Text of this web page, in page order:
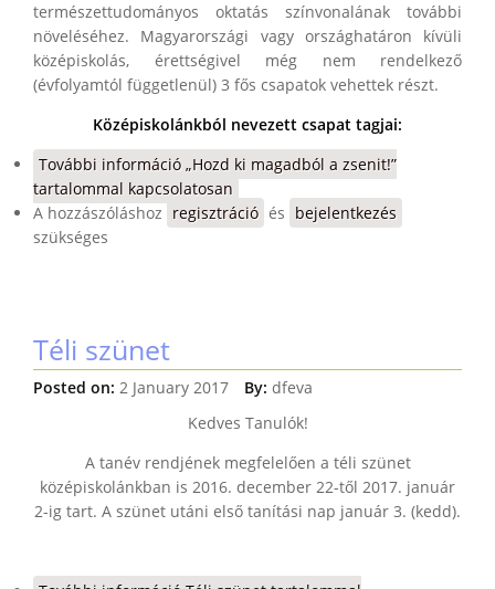
természettudományos oktatás színvonalának további
növeléséhez. Magyarországi vagy országhatáron kívüli
középiskolás, érettségivel még nem rendelkező
(évfolyamtól függetlenül) 3 fős csapatok vehettek részt.
Középiskolánkból nevezett csapat tagjai:
További információ „Hozd ki magadból a zsenit!”
tartalommal kapcsolatosan
A hozzászóláshoz regisztráció és bejelentkezés
szükséges
Téli szünet
Posted on: 2 January 2017 By: dfeva
Kedves Tanulók!
A tanév rendjének megfelelően a téli szünet
középiskolánkban is 2016. december 22-től 2017. január
2-ig tart. A szünet utáni első tanítási nap január 3. (kedd).